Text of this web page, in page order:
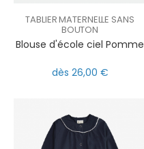
TABLIER MATERNELLE SANS
BOUTON
Blouse d'école ciel Pomme
dès 26,00 €